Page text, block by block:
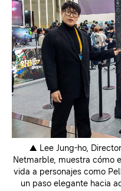
▲ Lee Jung-ho,
Netmarble, muestra cómo
vida a personajes como
un paso elegante hacia